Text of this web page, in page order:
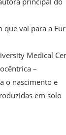
que vai para a
Medical
–
o nascimento e
em solo